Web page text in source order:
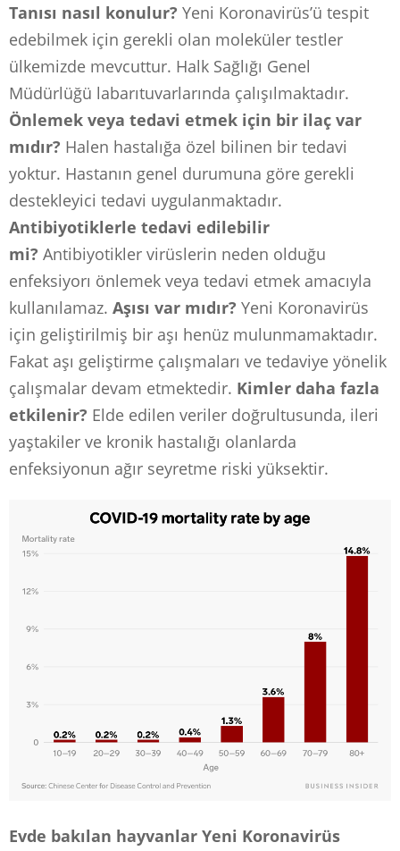
Tanısı nasıl konulur? Yeni Koronavirüs’ü tespit
edebilmek için gerekli olan moleküler testler
ülkemizde mevcuttur. Halk Sağlığı Genel
Müdürlüğü labarıtuvarlarında çalışılmaktadır.
Önlemek veya tedavi etmek için bir ilaç var
mıdır? Halen hastalığa özel bilinen bir tedavi
yoktur. Hastanın genel durumuna göre gerekli
destekleyici tedavi uygulanmaktadır.
Antibiyotiklerle tedavi edilebilir
mi? Antibiyotikler virüslerin neden olduğu
enfeksiyorı önlemek veya tedavi etmek amacıyla
kullanılamaz. Aşısı var mıdır? Yeni Koronavirüs
için geliştirilmiş bir aşı henüz mulunmamaktadır.
Fakat aşı geliştirme çalışmaları ve tedaviye yönelik
çalışmalar devam etmektedir. Kimler daha fazla
etkilenir? Elde edilen veriler doğrultusunda, ileri
yaştakiler ve kronik hastalığı olanlarda
enfeksiyonun ağır seyretme riski yüksektir.
Evde bakılan hayvanlar Yeni Koronavirüs